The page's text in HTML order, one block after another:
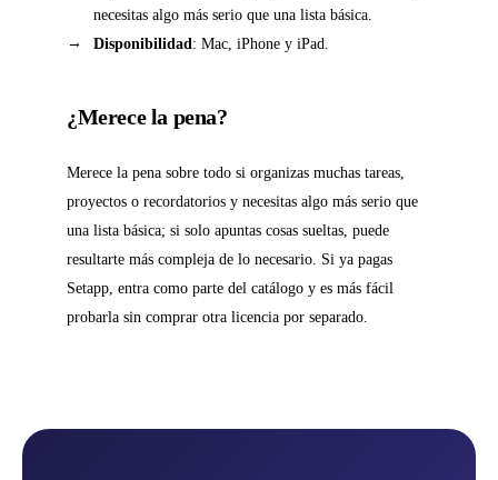
necesitas algo más serio que una lista básica.
Disponibilidad: Mac, iPhone y iPad.
¿Merece la pena?
Merece la pena sobre todo si organizas muchas tareas,
proyectos o recordatorios y necesitas algo más serio que
una lista básica; si solo apuntas cosas sueltas, puede
resultarte más compleja de lo necesario. Si ya pagas
Setapp, entra como parte del catálogo y es más fácil
probarla sin comprar otra licencia por separado.